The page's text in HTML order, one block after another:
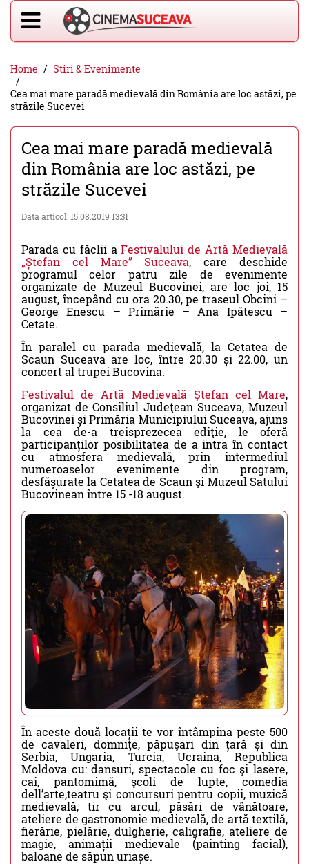
Home
Stiri & Evenimente
Cea mai mare paradă medievală din România are loc astăzi, pe
străzile Sucevei
Cea mai mare paradă medievală
din România are loc astăzi, pe
străzile Sucevei
Data articol: 15.08.2019 13:31
Parada cu făclii aFestivalului de Artă Medievală
„Ștefan cel Mare” Suceava, care deschide
programul celor patru zile de evenimente
organizate de Muzeul Bucovinei, are loc joi, 15
august, începând cu ora 20.30, pe traseul Obcini –
George Enescu – Primărie – Ana Ipătescu –
Cetate.
În paralel cu parada medievală, la Cetatea de
Scaun Suceava are loc, între 20.30 și 22.00, un
concert al trupei Bucovina.
Festivalul de Artă Medievală Ştefan cel Mare,
organizat de Consiliul Judeţean Suceava, Muzeul
Bucovinei și Primăria Municipiului Suceava, ajuns
la cea de-a treisprezecea ediţie, le oferă
participanților posibilitatea de a intra în contact
cu atmosfera medievală, prin intermediul
numeroaselor evenimente din program,
desfășurate la Cetatea de Scaun şi Muzeul Satului
Bucovinean între 15 -18 august.
În aceste două locații te vor întâmpina peste 500
de cavaleri, domniţe, păpuşari din țară și din
Serbia, Ungaria, Turcia, Ucraina, Republica
Moldova cu: dansuri, spectacole cu foc şi lasere,
cai, pantomimă, şcoli de lupte, comedia
dell’arte,teatru şi concursuri pentru copii, muzică
medievală, tir cu arcul, păsări de vânătoare,
ateliere de gastronomie medievală, de artă textilă,
fierărie, pielărie, dulgherie, caligrafie, ateliere de
magie, animații medievale (painting facial),
baloane de săpun uriașe.